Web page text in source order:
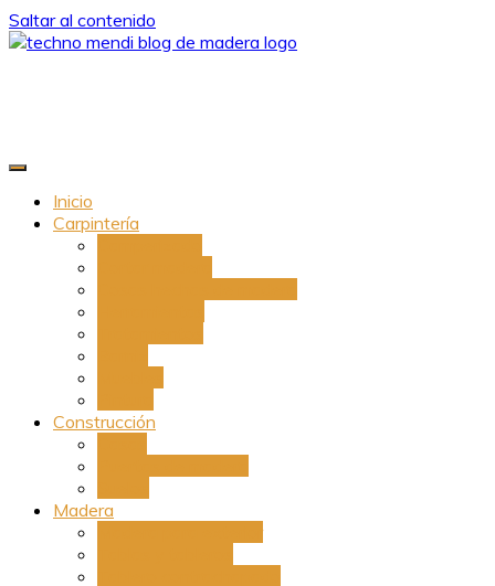
Saltar al contenido
Inicio
Carpintería
Construcción
Madera